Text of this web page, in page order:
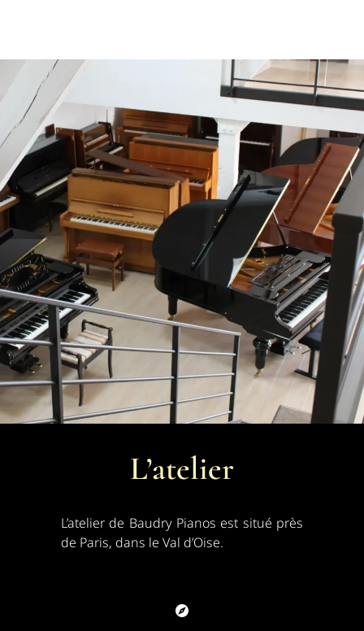
L’atelier
L’atelier de Baudry Pianos est situé près
de Paris, dans le Val d’Oise.